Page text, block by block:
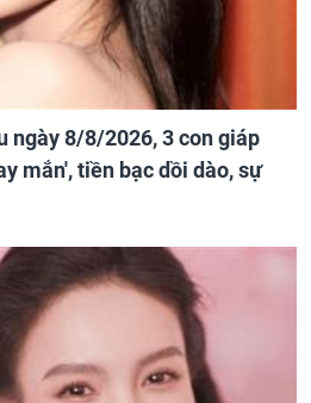
ngày 8/8/2026, 3 con giáp
mắn', tiền bạc dồi dào, sự